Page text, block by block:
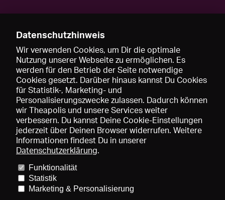
Kontakt
Safak Pedük
50937 Köln
Deutschland
Mobil: +49 172-6320284
nc-pedueksa@netcologne.de
Preise und Mitgliedschaften
Mediadaten
Über uns Impressum
Datenschutzhinweis
Wir verwenden Cookies, um Dir die optimale
Nutzung unserer Webseite zu ermöglichen. Es
werden für den Betrieb der Seite notwendige
Cookies gesetzt. Darüber hinaus kannst Du Cookies
für Statistik-, Marketing- und
Personalisierungszwecke zulassen. Dadurch können
wir Theapolis und unsere Services weiter
verbessern. Du kannst Deine Cookie-Einstellungen
jederzeit über Deinen Browser widerrufen. Weitere
Informationen findest Du in unserer
Datenschutzerklärung.
Funktionalität
Statistik
Marketing & Personalisierung